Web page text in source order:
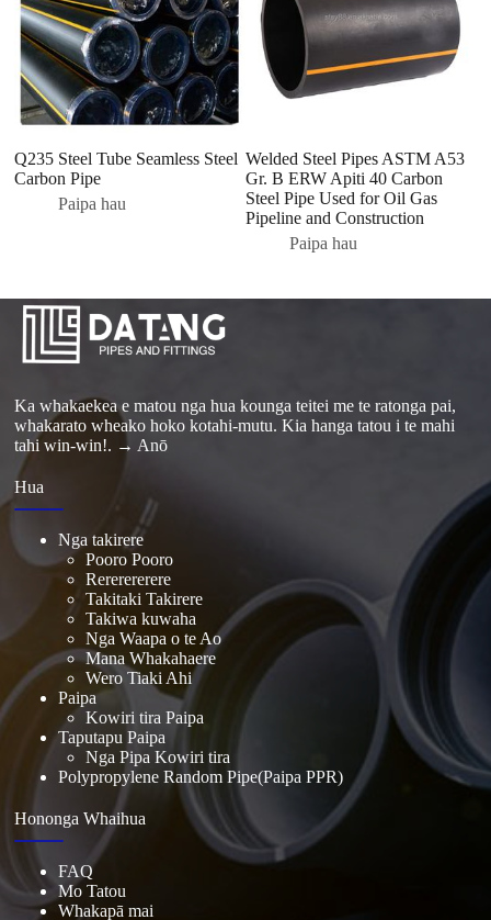
Q235 Steel Tube Seamless Steel
Carbon Pipe
Paipa hau
Welded Steel Pipes ASTM A53
Gr. B ERW Apiti 40 Carbon
Steel Pipe Used for Oil Gas
Pipeline and Construction
Paipa hau
Ka whakaekea e matou nga hua kounga teitei me te ratonga pai,
whakarato wheako hoko kotahi-mutu. Kia hanga tatou i te mahi
tahi win-win!. → Anō
Hua
Nga takirere
Pooro Pooro
Rererererere
Takitaki Takirere
Takiwa kuwaha
Nga Waapa o te Ao
Mana Whakahaere
Wero Tiaki Ahi
Paipa
Kowiri tira Paipa
Taputapu Paipa
Nga Pipa Kowiri tira
Polypropylene Random Pipe(Paipa PPR)
Hononga Whaihua
FAQ
Mo Tatou
Whakapā mai